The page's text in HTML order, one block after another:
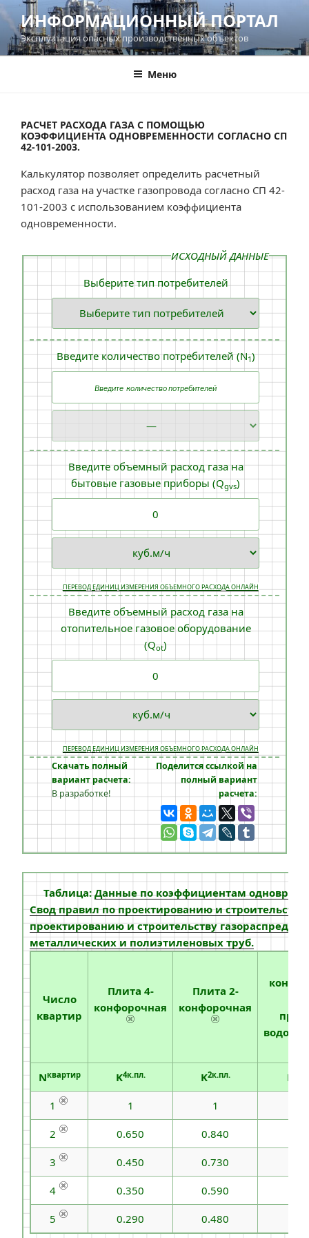
Перейти
содержимому
ИНФОРМАЦИОННЫЙ ПОРТАЛ
Эксплуатация опасных производственных объектов
Меню
РАСЧЕТ РАСХОДА ГАЗА С ПОМОЩЬЮ
КОЭФФИЦИЕНТА ОДНОВРЕМЕННОСТИ СОГЛАСНО СП
42-101-2003.
Калькулятор позволяет определить расчетный
расход газа на участке газопровода согласно СП 42-
101-2003 с использованием коэффициента
одновременности.
ИСХОДНЫЙ ДАННЫЕ
Выберите тип потребителей
Введите количество потребителей (N1)
Введите объемный расход газа на
бытовые газовые приборы (Qgvs)
ПЕРЕВОД ЕДИНИЦ ИЗМЕРЕНИЯ ОБЪЕМНОГО РАСХОДА ОНЛАЙН
Введите объемный расход газа на
отопительное газовое оборудование
(Qot)
ПЕРЕВОД ЕДИНИЦ ИЗМЕРЕНИЯ ОБЪЕМНОГО РАСХОДА ОНЛАЙН
Скачать полный
вариант расчета:
В разработке!
Поделится ссылкой на
полный вариант
расчета:
Таблица:Данные по коэффициентам
Свод правил по проектированию и
проектированию и строительству
металлических и полиэтиленовых труб.
Число
квартир
Плита 4-
конфорочная
Плита 2-
конфорочная
Nквартир K4к.пл. K2к.пл. K
1 1 1
2 0.650 0.840
3 0.450 0.730
4 0.350 0.590
5 0.290 0.480